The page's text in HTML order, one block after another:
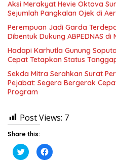
Aksi Merakyat Hevie Oktova
Sejumlah Pangkalan Ojek di
Perempuan Jadi Garda
Dibentuk Dukung ABPEDNAS di
Hadapi Karhutla Gunung
Cepat Tetapkan Status
Sekda Mitra Serahkan Surat
Pejabat: Segera Bergerak
Program
Post Views: 7
Share this:
K
l
K
l